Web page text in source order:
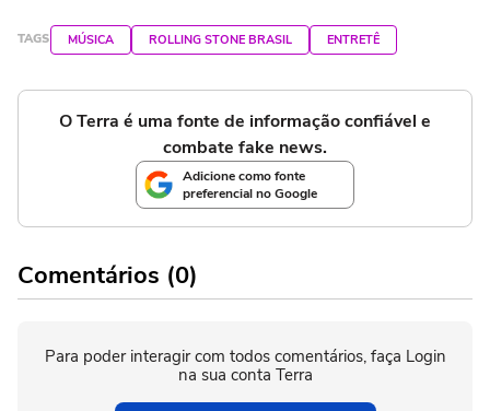
TAGS MÚSICA ROLLING STONE BRASIL ENTRETÊ
O Terra é uma fonte de informação confiável e
combate fake news.
Adicione como fonte
preferencial no Google
Comentários (0)
Para poder interagir com todos comentários, faça Login
na sua conta Terra